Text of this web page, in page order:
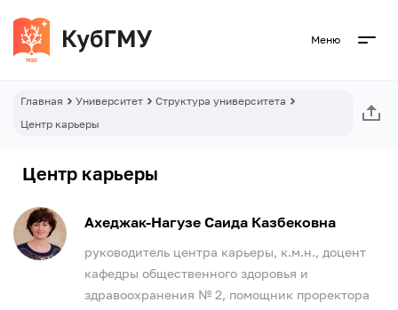
Меню
Главная Университет
Структура университета
Центр карьеры
Центр карьеры
Ахеджак-Нагузе Саида Казбековна
руководитель центра карьеры, к.м.н., доцент
кафедры общественного здоровья и
здравоохранения № 2, помощник проректора